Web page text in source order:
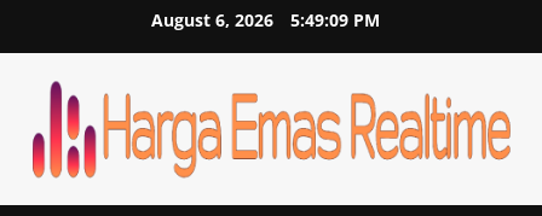
August 6, 2026 5:49:09 PM